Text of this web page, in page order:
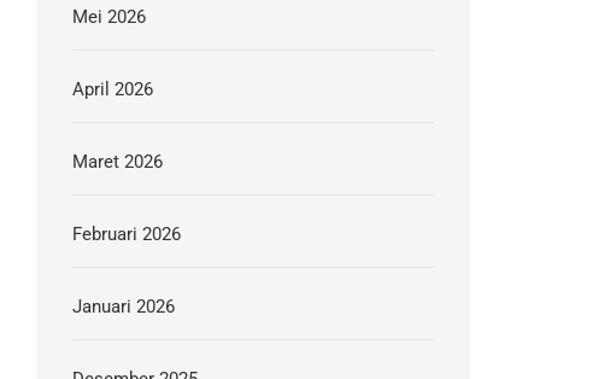
Mei 2026
April 2026
Maret 2026
Februari 2026
Januari 2026